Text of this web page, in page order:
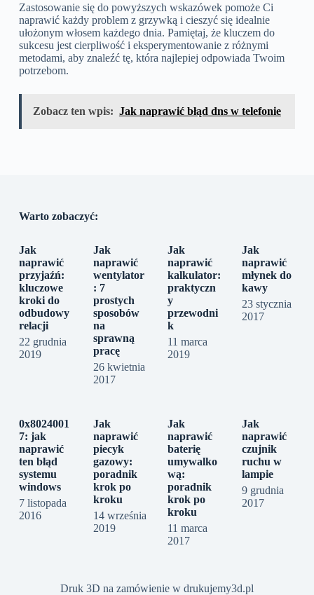
Zastosowanie się do powyższych wskazówek pomoże Ci
naprawić każdy problem z grzywką i cieszyć się idealnie
ułożonym włosem każdego dnia. Pamiętaj, że kluczem do
sukcesu jest cierpliwość i eksperymentowanie z różnymi
metodami, aby znaleźć tę, która najlepiej odpowiada Twoim
potrzebom.
Zobacz ten wpis: Jak naprawić błąd dns w telefonie
Warto zobaczyć:
Jak
naprawić
przyjaźń:
kluczowe
kroki do
odbudowy
relacji
22 grudnia
2019
Jak
naprawić
wentylator
: 7
prostych
sposobów
na
sprawną
pracę
26 kwietnia
2017
Jak
naprawić
kalkulator:
praktyczn
y
przewodni
k
11 marca
2019
Jak
naprawić
młynek do
kawy
23 stycznia
2017
0x8024001
7: jak
naprawić
ten błąd
systemu
windows
7 listopada
2016
Jak
naprawić
piecyk
gazowy:
poradnik
krok po
kroku
14 września
2019
Jak
naprawić
baterię
umywalko
wą:
poradnik
krok po
kroku
11 marca
2017
Jak
naprawić
czujnik
ruchu w
lampie
9 grudnia
2017
Druk 3D na zamówienie w drukujemy3d.pl